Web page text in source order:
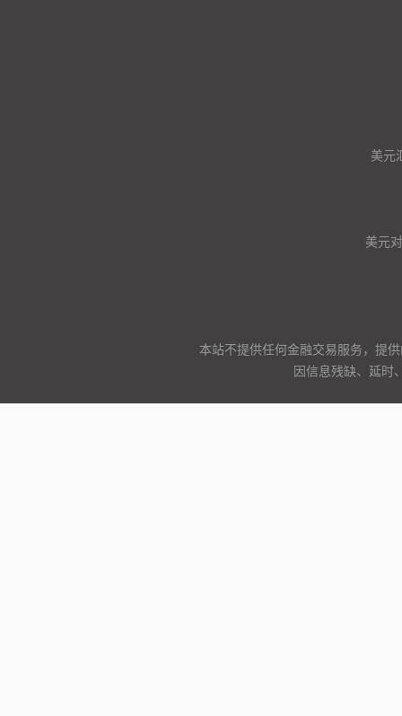
美元
美元
本站不提供任何金融交易服务，提
因信息残缺、延时